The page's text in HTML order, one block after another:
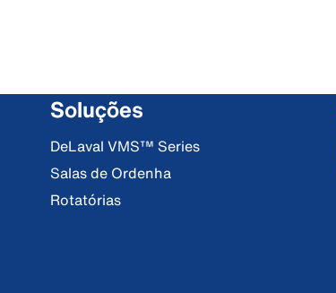
Soluções
DeLaval VMS™ Series
Salas de Ordenha
Rotatórias